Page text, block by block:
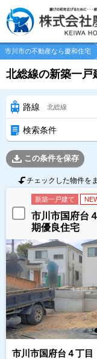
市川市の不動産なら慶和住宅
北総線の新築一戸
路線 北総線
検索条件
この条件を保存
チェックした物件を
新築一戸建て
市川市国府台
期優良住宅
市川市国府台４丁目